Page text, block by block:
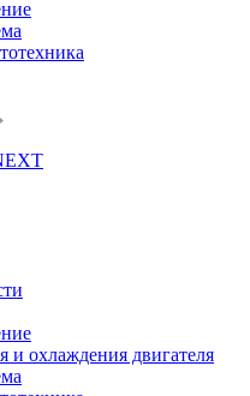
и охлаждения двигателя